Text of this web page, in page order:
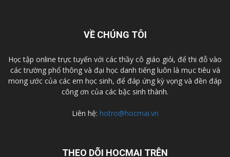
VỀ CHÚNG TÔI
Học tập online trực tuyến với các thầy cô giáo giỏi, để thi đỗ vào
các trường phổ thông và đại học danh tiếng luôn là mục tiêu và
mong ước của các em học sinh, để đáp ứng kỳ vọng và đền đáp
công ơn của các bậc sinh thành.
Liên hệ: hotro@hocmai.vn
THEO DÕI HOCMAI TRÊN